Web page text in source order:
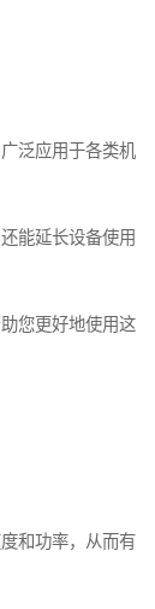
泛应用于各类机
能延长设备使用
您更好地使用这
和功率，从而有